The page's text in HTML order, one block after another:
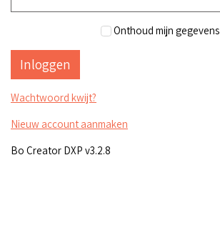
Onthoud mijn gegevens
Wachtwoord kwijt?
Nieuw account aanmaken
Bo Creator DXP v3.2.8